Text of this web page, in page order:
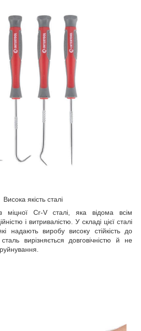
Висока якість сталі
міцної Cr-V сталі, яка відома всім
і витривалістю. У складі цієї сталі
надають виробу високу стійкість до
вирізняється довговічністю й не